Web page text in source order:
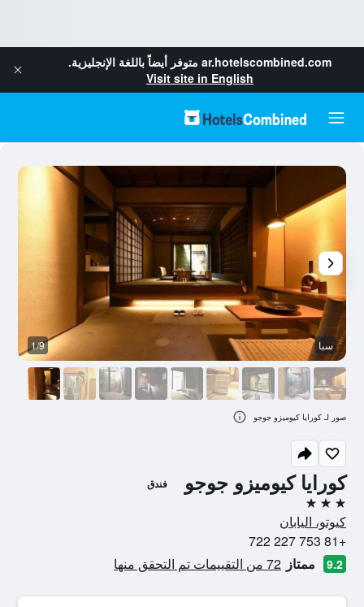
ar.hotelscombined.com متوفر أيضاً باللغة الإنجليزية.
Visit site in English
كورايا كيوميزو جوجو فندق
3 نجوم
كيوتو، اليابان
+81 753 227 722
9.2 ممتاز 72 من التقييمات تم التحقق منها
سبا 1/9
صور لـ كورايا كيوميزو جوجو